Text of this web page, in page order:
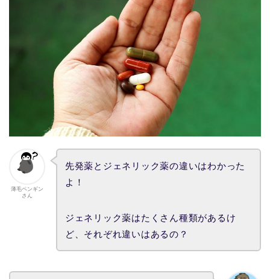
薄毛ペンギン
さん
先発薬とジェネリック薬の違いはわかった
よ！
ジェネリック薬はたくさん種類があるけ
ど、それぞれ違いはあるの？